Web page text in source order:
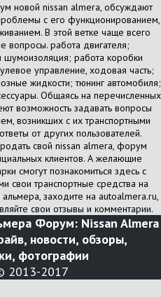
новой nissan almera, обсуждают
с его функционированием,
В этой ветке чаще всего
вопросы. работа двигателя;
шумоизоляция; работа коробки
управление, ходовая часть;
жидкости; тюнинг автомобиля;
Общаясь на перечисленных
возможность задавать вопросы
возникших с их транспортными
от других пользователей.
свой nissan almera, форум
клиентов. А желающие
смогут познакомиться здесь с
свои транспортные средства на
заходите на autoalmera.ru,
свои отзывы и комментарии.
Форум: Nissan Almera
новости, обзоры,
фотографии
2013-2017